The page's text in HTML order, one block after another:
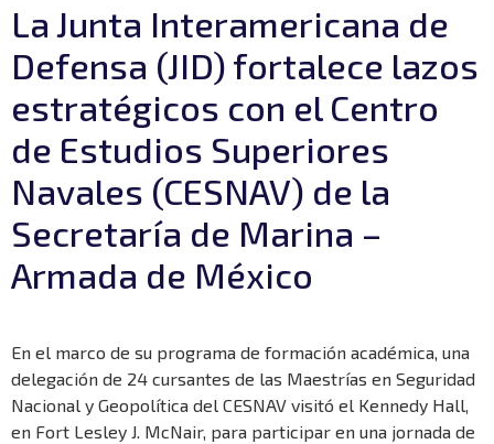
La Junta Interamericana de
Defensa (JID) fortalece lazos
estratégicos con el Centro
de Estudios Superiores
Navales (CESNAV) de la
Secretaría de Marina –
Armada de México
En el marco de su programa de formación académica, una
delegación de 24 cursantes de las Maestrías en Seguridad
Nacional y Geopolítica del CESNAV visitó el Kennedy Hall,
en Fort Lesley J. McNair, para participar en una jornada de